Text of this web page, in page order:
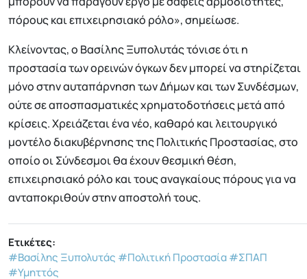
πόρους και επιχειρησιακό ρόλο», σημείωσε.
Κλείνοντας, ο Βασίλης Ξυπολυτάς τόνισε ότι η
προστασία των ορεινών όγκων δεν μπορεί να στηρίζεται
μόνο στην αυταπάρνηση των Δήμων και των Συνδέσμων,
ούτε σε αποσπασματικές χρηματοδοτήσεις μετά από
κρίσεις. Χρειάζεται ένα νέο, καθαρό και λειτουργικό
μοντέλο διακυβέρνησης της Πολιτικής Προστασίας, στο
οποίο οι Σύνδεσμοι θα έχουν θεσμική θέση,
επιχειρησιακό ρόλο και τους αναγκαίους πόρους για να
ανταποκριθούν στην αποστολή τους.
Ετικέτες:
#Βασίλης Ξυπολυτάς #Πολιτική Προστασία#ΣΠΑΠ
#Υμηττός